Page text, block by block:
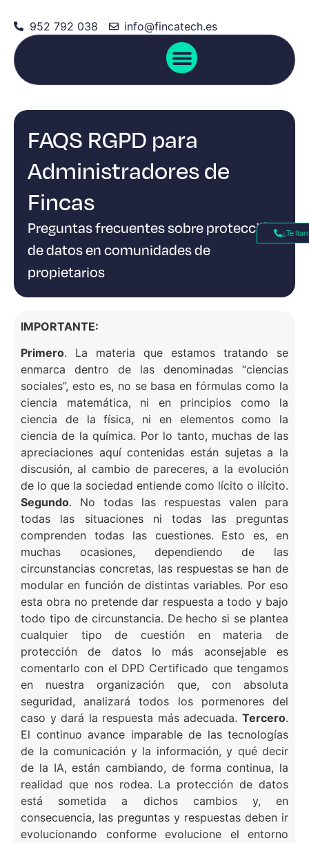
952 792 038 info@fincatech.es
FAQS RGPD para
Administradores de
Fincas
Preguntas frecuentes sobre protección
de datos en comunidades de
propietarios
IMPORTANTE:
Primero. La materia que estamos tratando se
enmarca dentro de las denominadas “ciencias
sociales”, esto es, no se basa en fórmulas como la
ciencia matemática, ni en principios como la
ciencia de la física, ni en elementos como la
ciencia de la química. Por lo tanto, muchas de las
apreciaciones aquí contenidas están sujetas a la
discusión, al cambio de pareceres, a la evolución
de lo que la sociedad entiende como lícito o ilícito.
Segundo. No todas las respuestas valen para
todas las situaciones ni todas las preguntas
comprenden todas las cuestiones. Esto es, en
muchas ocasiones, dependiendo de las
circunstancias concretas, las respuestas se han de
modular en función de distintas variables. Por eso
esta obra no pretende dar respuesta a todo y bajo
todo tipo de circunstancia. De hecho si se plantea
cualquier tipo de cuestión en materia de
protección de datos lo más aconsejable es
comentarlo con el DPD Certificado que tengamos
en nuestra organización que, con absoluta
seguridad, analizará todos los pormenores del
caso y dará la respuesta más adecuada. Tercero.
El continuo avance imparable de las tecnologías
de la comunicación y la información, y qué decir
de la IA, están cambiando, de forma continua, la
realidad que nos rodea. La protección de datos
está sometida a dichos cambios y, en
consecuencia, las preguntas y respuestas deben ir
evolucionando conforme evolucione el entorno
¿Te